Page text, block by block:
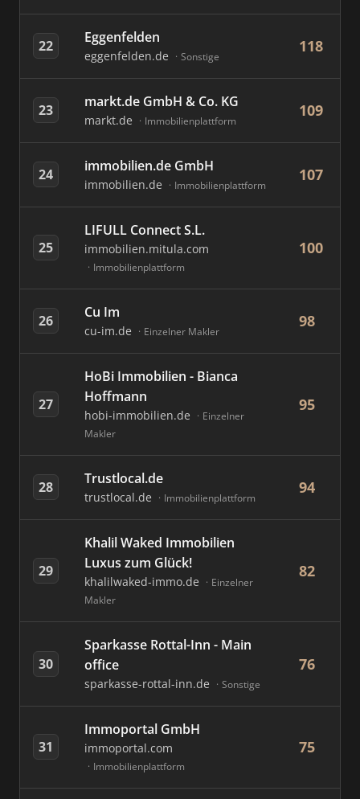
22 Eggenfelden
eggenfelden.de Sonstige
118
23 markt.de GmbH & Co. KG
markt.de Immobilienplattform
109
24 immobilien.de GmbH
immobilien.de Immobilienplattform
107
25
LIFULL Connect S.L.
immobilien.mitula.com
Immobilienplattform
100
26 Cu Im
cu-im.de Einzelner Makler
98
27
HoBi Immobilien - Bianca
Hoffmann
hobi-immobilien.de
Einzelner
Makler
95
28 Trustlocal.de
trustlocal.de Immobilienplattform
94
29
Khalil Waked Immobilien
Luxus zum Glück!
khalilwaked-immo.de
Einzelner
Makler
82
30
Sparkasse Rottal-Inn - Main
office
sparkasse-rottal-inn.de Sonstige
76
31
Immoportal GmbH
immoportal.com
Immobilienplattform
75